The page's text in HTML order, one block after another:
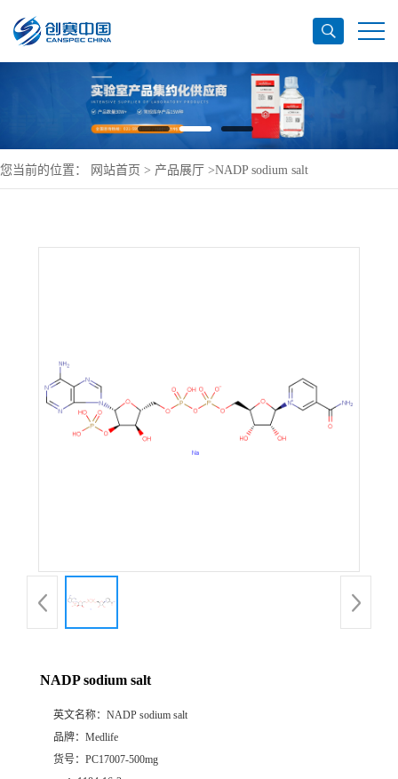
您当前的位置： 网站首页 > 产品展厅 >NADP sodium salt
NADP sodium salt
英文名称： NADP sodium salt
品牌： Medlife
货号： PC17007-500mg